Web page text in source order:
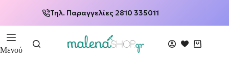
Τηλ. Παραγγελίες 2810 335011
Μενού